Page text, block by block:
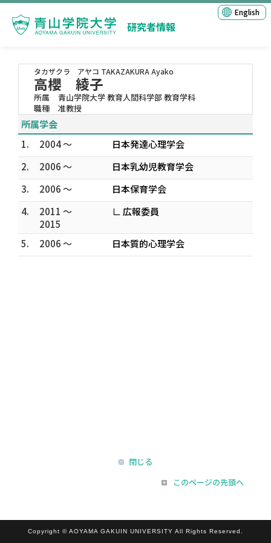
研究者情報
English
タカザクラ アヤコ TAKAZAKURA Ayako
高櫻 綾子
所属
青山学院大学 教育人間科学部 教育学科
職種
准教授
所属学会
1.
2004 ～
日本発達心理学会
2.
2006 ～
日本乳幼児教育学会
3.
2006 ～
日本保育学会
4.
2011 ～
2015
∟ 広報委員
5. 2006 ～ 日本質的心理学会
閉じる
このページの先頭へ
Copyright © AOYAMA GAKUIN UNIVERSITY All Rights Reserved.